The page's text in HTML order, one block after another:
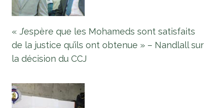
« J’espère que les Mohameds sont satisfaits
de la justice qu’ils ont obtenue » – Nandlall sur
la décision du CCJ